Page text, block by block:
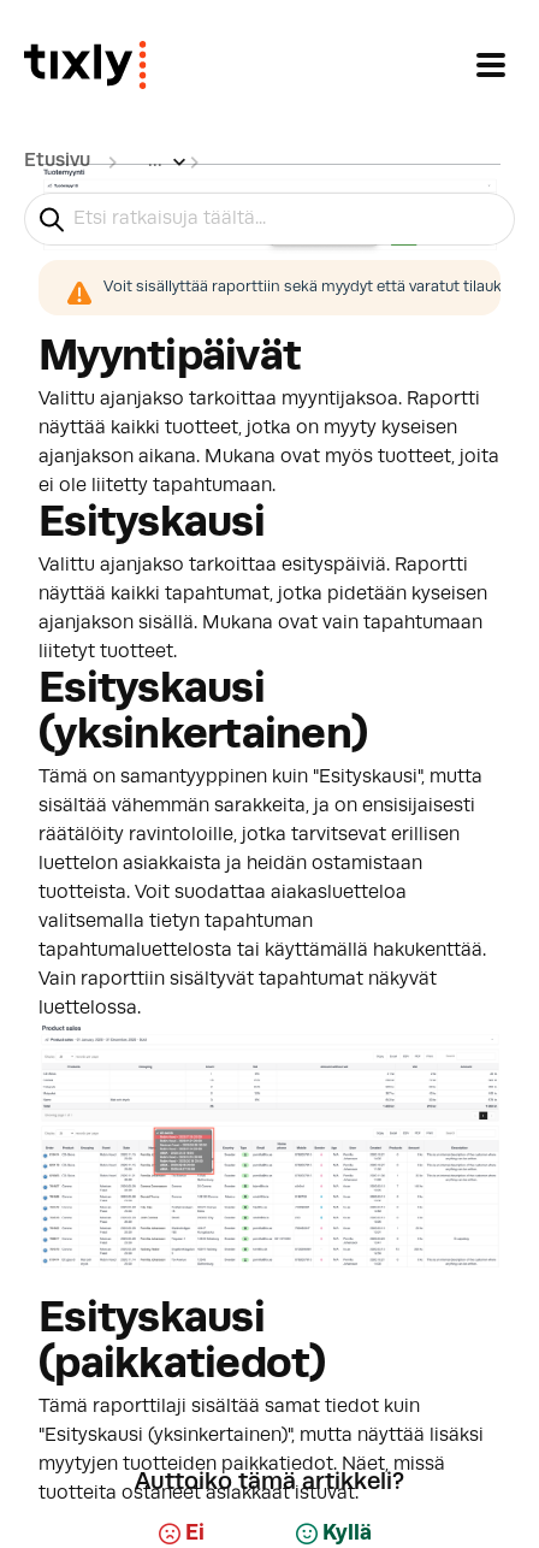
Etusivu ...
Tuotemyynti
Voit sisällyttää raporttiin sekä myydyt että varatut tilaukset,
Myyntipäivät
Valittu ajanjakso tarkoittaa myyntijaksoa. Raportti
näyttää kaikki tuotteet, jotka on myyty kyseisen
ajanjakson aikana. Mukana ovat myös tuotteet, joita
ei ole liitetty tapahtumaan.
Esityskausi
Valittu ajanjakso tarkoittaa esityspäiviä. Raportti
näyttää kaikki tapahtumat, jotka pidetään kyseisen
ajanjakson sisällä. Mukana ovat vain tapahtumaan
liitetyt tuotteet.
Esityskausi
(yksinkertainen)
Tämä on samantyyppinen kuin "Esityskausi", mutta
sisältää vähemmän sarakkeita, ja on ensisijaisesti
räätälöity ravintoloille, jotka tarvitsevat erillisen
luettelon asiakkaista ja heidän ostamistaan
tuotteista. Voit suodattaa aiakasluetteloa
valitsemalla tietyn tapahtuman
tapahtumaluettelosta tai käyttämällä hakukenttää.
Vain raporttiin sisältyvät tapahtumat näkyvät
luettelossa.
Esityskausi
(paikkatiedot)
Tämä raporttilaji sisältää samat tiedot kuin
"Esityskausi (yksinkertainen)", mutta näyttää lisäksi
myytyjen tuotteiden paikkatiedot. Näet, missä
tuotteita ostaneet asiakkaat istuvat.
Auttoiko tämä artikkeli?
Ei Kyllä